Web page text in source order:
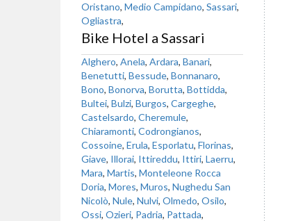
Oristano, Medio Campidano, Sassari,
Ogliastra,
Bike Hotel a Sassari
Alghero, Anela, Ardara, Banari,
Benetutti, Bessude, Bonnanaro,
Bono, Bonorva, Borutta, Bottidda,
Bultei, Bulzi, Burgos, Cargeghe,
Castelsardo, Cheremule,
Chiaramonti, Codrongianos,
Cossoine, Erula, Esporlatu, Florinas,
Giave, Illorai, Ittireddu, Ittiri, Laerru,
Mara, Martis, Monteleone Rocca
Doria, Mores, Muros, Nughedu San
Nicolò, Nule, Nulvi, Olmedo, Osilo,
Ossi, Ozieri, Padria, Pattada,